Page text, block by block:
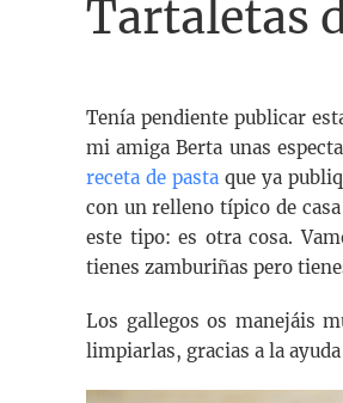
Tartaletas
Tenía pendiente publicar
mi amiga Berta unas
receta de pasta que ya
con un relleno típico de
este tipo: es otra cosa.
tienes zamburiñas pero
Los gallegos os manejáis
limpiarlas, gracias a la